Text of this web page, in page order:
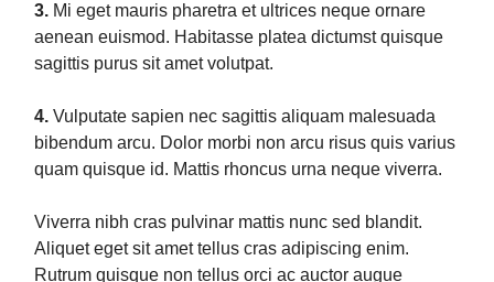
3. Mi eget mauris pharetra et ultrices neque ornare
aenean euismod. Habitasse platea dictumst quisque
sagittis purus sit amet volutpat.
4. Vulputate sapien nec sagittis aliquam malesuada
bibendum arcu. Dolor morbi non arcu risus quis varius
quam quisque id. Mattis rhoncus urna neque viverra.
Viverra nibh cras pulvinar mattis nunc sed blandit.
Aliquet eget sit amet tellus cras adipiscing enim.
Rutrum quisque non tellus orci ac auctor augue